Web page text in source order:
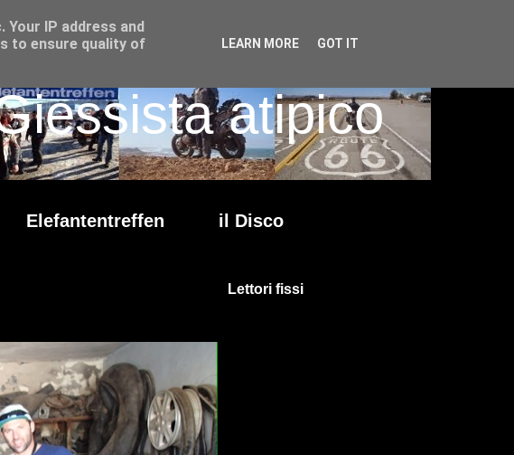
atipico
Elefantentreffen il Disco
Lettori fissi
IP address and
to ensure quality of
LEARN MORE GOT IT